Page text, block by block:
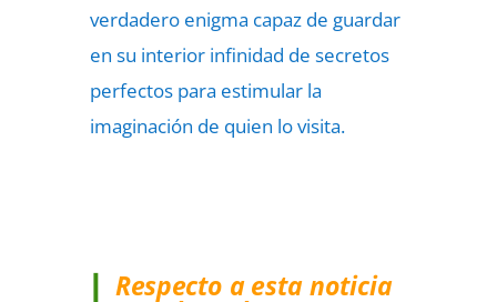
verdadero enigma capaz de guardar
en su interior infinidad de secretos
perfectos para estimular la
imaginación de quien lo visita.
Respecto a esta noticia